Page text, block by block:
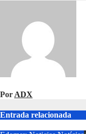
Por ADX
Entrada relacionada